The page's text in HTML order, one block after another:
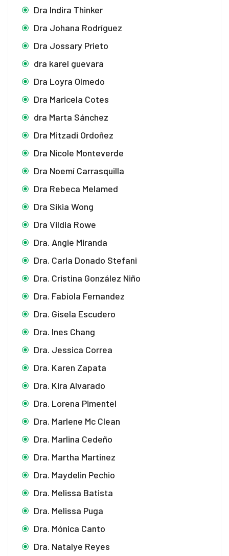
Dra Indira Thinker
Dra Johana Rodríguez
Dra Jossary Prieto
dra karel guevara
Dra Loyra Olmedo
Dra Maricela Cotes
dra Marta Sánchez
Dra Mitzadi Ordoñez
Dra Nicole Monteverde
Dra Noemí Carrasquilla
Dra Rebeca Melamed
Dra Sikia Wong
Dra Vildia Rowe
Dra. Angie Miranda
Dra. Carla Donado Stefani
Dra. Cristina González Niño
Dra. Fabiola Fernandez
Dra. Gisela Escudero
Dra. Ines Chang
Dra. Jessica Correa
Dra. Karen Zapata
Dra. Kira Alvarado
Dra. Lorena Pimentel
Dra. Marlene Mc Clean
Dra. Marlina Cedeño
Dra. Martha Martinez
Dra. Maydelin Pechio
Dra. Melissa Batista
Dra. Melissa Puga
Dra. Mónica Canto
Dra. Natalye Reyes